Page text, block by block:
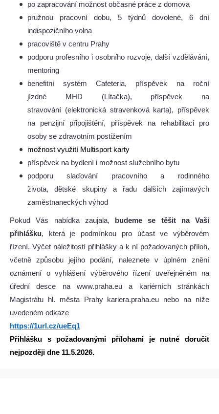
po zapracování možnost občasné práce z domova
pružnou pracovní dobu, 5 týdnů dovolené, 6 dní
indispozičního volna
pracoviště v centru Prahy
podporu profesního i osobního rozvoje, další vzdělávání,
mentoring
benefitní systém Cafeteria, příspěvek na roční
jízdné MHD (Lítačka), příspěvek na
stravování (elektronická stravenková karta), příspěvek
na penzijní připojištění, příspěvek na rehabilitaci pro
osoby se zdravotním postižením
možnost využití Multisport karty
příspěvek na bydlení i možnost služebního bytu
podporu slaďování pracovního a rodinného
života, dětské skupiny a řadu dalších zajímavých
zaměstnaneckých výhod
Pokud Vás nabídka zaujala,
budeme se těšit na Vaši
přihlášku, která je podmínkou pro účast ve výběrovém
řízení. Výčet náležitostí přihlášky a k ní požadovaných příloh,
včetně způsobu jejího podání, naleznete v úplném znění
oznámení o vyhlášení výběrového řízení uveřejněném na
úřední desce na www.praha.eu a kariérních stránkách
Magistrátu hl. města Prahy kariera.praha.eu nebo na níže
uvedeném odkaze
https://1url.cz/ueEq1
Přihlášku s požadovanými přílohami je nutné doručit
nejpozději dne 11.5.2026.